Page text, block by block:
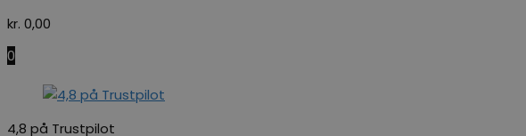
kr. 0,00
0
4,8 på Trustpilot